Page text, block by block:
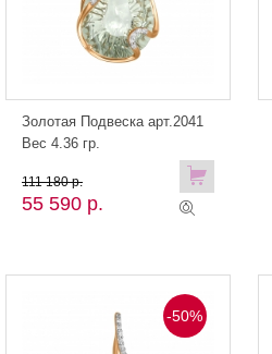
Золотая Подвеска арт.2041
Вес 4.36 гр.
55 590 р.
111 180 р.
-50%